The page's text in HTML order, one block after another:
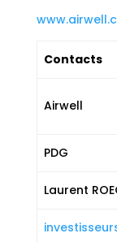
Contacts
Airwell
PDG
Laurent